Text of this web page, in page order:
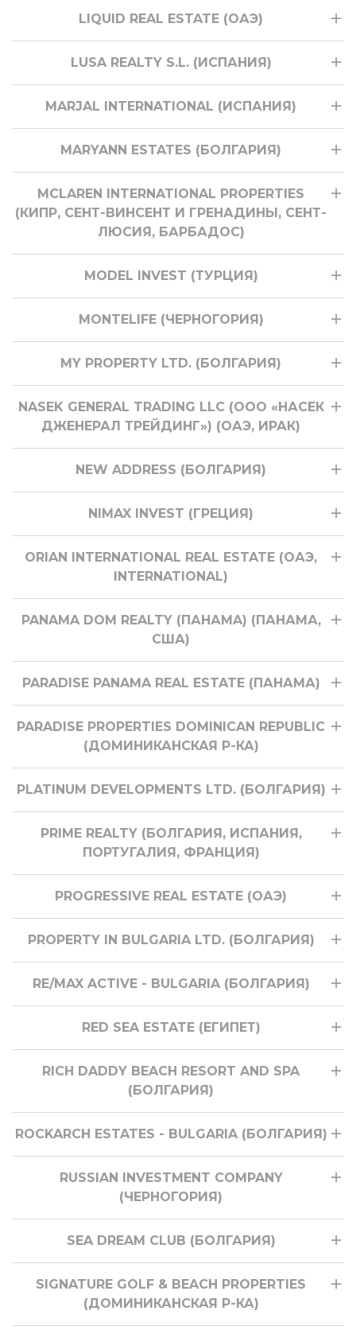
LIQUID REAL ESTATE (ОАЭ)
LUSA REALTY S.L. (ИСПАНИЯ)
MARJAL INTERNATIONAL (ИСПАНИЯ)
MARYANN ESTATES (БОЛГАРИЯ)
MCLAREN INTERNATIONAL PROPERTIES
(КИПР, СЕНТ-ВИНСЕНТ И ГРЕНАДИНЫ, СЕНТ-
ЛЮСИЯ, БАРБАДОС)
MODEL INVEST (ТУРЦИЯ)
MONTELIFE (ЧЕРНОГОРИЯ)
MY PROPERTY LTD. (БОЛГАРИЯ)
NASEK GENERAL TRADING LLC (ООО «НАСЕК
ДЖЕНЕРАЛ ТРЕЙДИНГ») (ОАЭ, ИРАК)
NEW ADDRESS (БОЛГАРИЯ)
NIMAX INVEST (ГРЕЦИЯ)
ORIAN INTERNATIONAL REAL ESTATE (ОАЭ,
INTERNATIONAL)
PANAMA DOM REALTY (ПАНАМA) (ПАНАМА,
США)
PARADISE PANAMA REAL ESTATE (ПАНАМА)
PARADISE PROPERTIES DOMINICAN REPUBLIC
(ДОМИНИКАНСКАЯ Р-КА)
PLATINUM DEVELOPMENTS LTD. (БОЛГАРИЯ)
PRIME REALTY (БОЛГАРИЯ, ИСПАНИЯ,
ПОРТУГАЛИЯ, ФРАНЦИЯ)
PROGRESSIVE REAL ESTATE (ОАЭ)
PROPERTY IN BULGARIA LTD. (БОЛГАРИЯ)
RE/MAX ACTIVE - BULGARIA (БОЛГАРИЯ)
RED SEA ESTATE (ЕГИПЕТ)
RICH DADDY BEACH RESORT AND SPA
(БОЛГАРИЯ)
ROCKARCH ESTATES - BULGARIA (БОЛГАРИЯ)
RUSSIAN INVESTMENT COMPANY
(ЧЕРНОГОРИЯ)
SEA DREAM CLUB (БОЛГАРИЯ)
SIGNATURE GOLF & BEACH PROPERTIES
(ДОМИНИКАНСКАЯ Р-КА)